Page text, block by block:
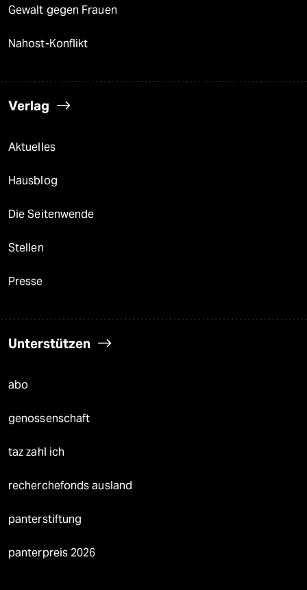
Gewalt gegen Frauen
Nahost-Konflikt
Verlag
Aktuelles
Hausblog
Die Seitenwende
Stellen
Presse
Unterstützen
abo
genossenschaft
taz zahl ich
recherchefonds ausland
panterstiftung
panterpreis 2026